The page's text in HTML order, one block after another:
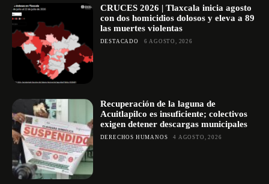
CRUCES 2026 | Tlaxcala inicia agosto
con dos homicidios dolosos y eleva a 89
las muertes violentas
DESTACADO 6 AGOSTO, 2026
Recuperación de la laguna de
Acuitlapilco es insuficiente; colectivos
exigen detener descargas municipales
DERECHOS HUMANOS 4 AGOSTO, 2026